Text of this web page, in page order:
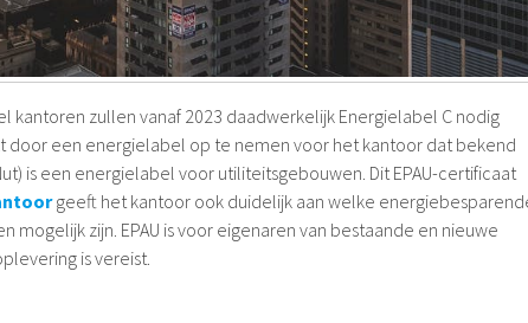
zullen vanaf 2023 daadwerkelijk Energielabel C nodig
door een energielabel op te nemen voor het kantoor dat bekend
is een energielabel voor utiliteitsgebouwen. Dit EPAU-certificaat
geeft het kantoor ook duidelijk aan welke
zijn. EPAU is voor eigenaren van bestaande en nieuwe
is vereist.